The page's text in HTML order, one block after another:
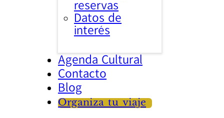
reservas
Datos de
interés
Agenda Cultural
Contacto
Blog
Organiza tu viaje